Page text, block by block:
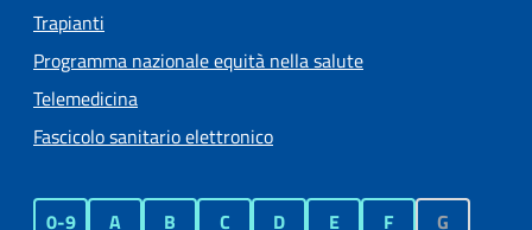
Trapianti
Programma nazionale equità nella salute
Telemedicina
Fascicolo sanitario elettronico
0-9 A B C D E F
G